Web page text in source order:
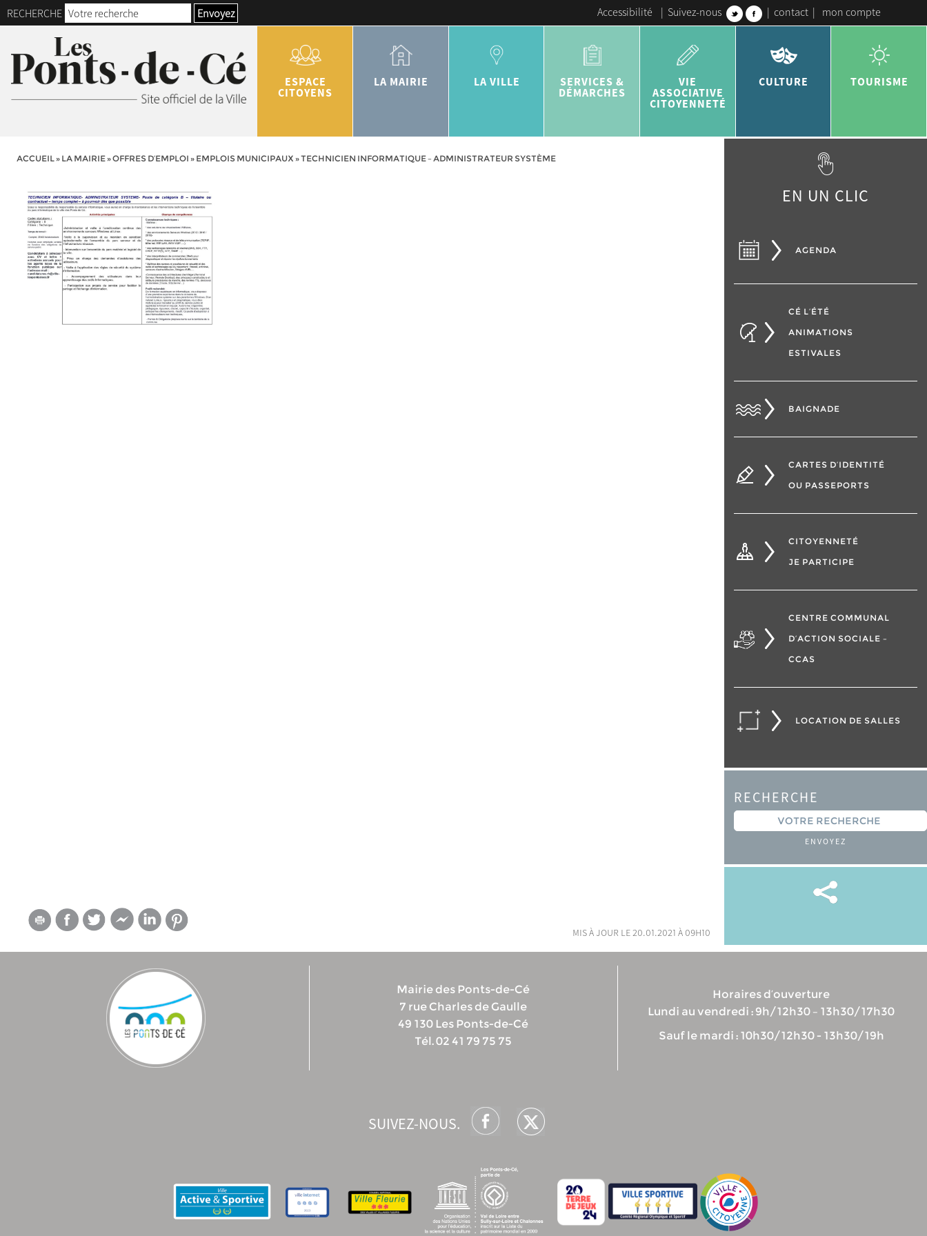
RECHERCHE Envoyez Accessibilité | Suivez-nous | contact | mon compte
ESPACE
CITOYENS
LA MAIRIE LA VILLE
SERVICES &
DÉMARCHES
VIE
ASSOCIATIVE
CITOYENNETÉ
CULTURE TOURISME
ACCUEIL» LA MAIRIE»OFFRES D’EMPLOI » EMPLOIS MUNICIPAUX »TECHNICIEN INFORMATIQUE – ADMINISTRATEUR SYSTÈME
mis à jour le 20.01.2021 à 09h10
EN UN CLIC
AGENDA
CÉ L’ÉTÉ
ANIMATIONS
ESTIVALES
BAIGNADE
CARTES D’IDENTITÉ
OU PASSEPORTS
CITOYENNETÉ
JE PARTICIPE
CENTRE COMMUNAL
D’ACTION SOCIALE –
CCAS
LOCATION DE SALLES
RECHERCHE
ENVOYEZ
Mairie des Ponts-de-Cé
7 rue Charles de Gaulle
49 130 Les Ponts-de-Cé
Tél. 02 41 79 75 75
Horaires d’ouverture
Lundi au vendredi : 9h/12h30 – 13h30/17h30
Sauf le mardi : 10h30/12h30 - 13h30/19h
SUIVEZ-NOUS.